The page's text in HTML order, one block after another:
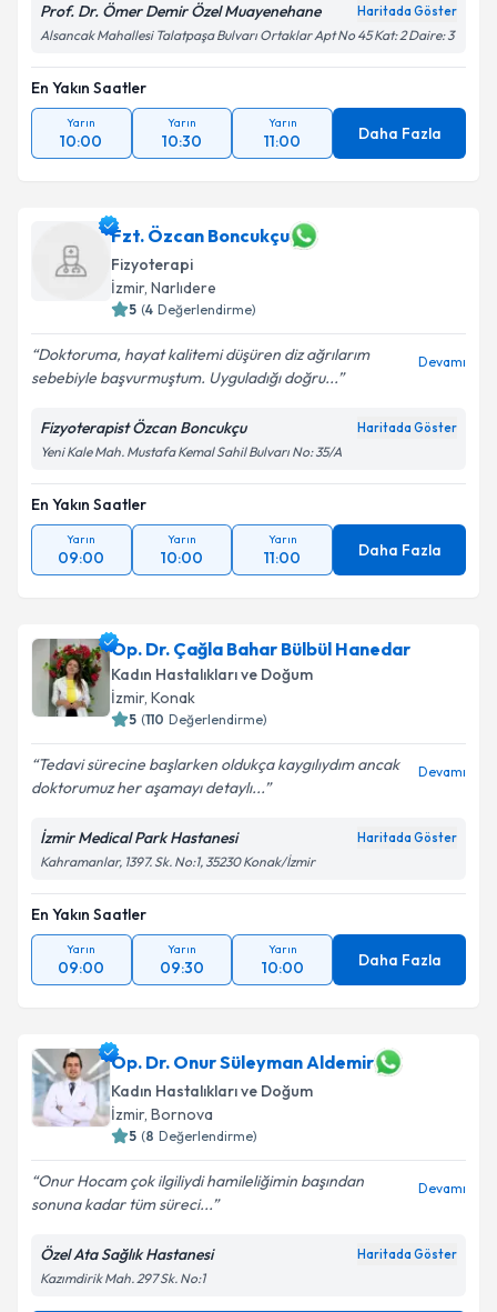
Prof. Dr. Ömer Demir Özel Muayenehane Haritada Göster
Alsancak Mahallesi Talatpaşa Bulvarı Ortaklar Apt No 45 Kat: 2 Daire: 3
En Yakın Saatler
Yarın
10:00
Yarın
10:30
Yarın
11:00 Daha Fazla
Fzt. Özcan Boncukçu
Fizyoterapi
İzmir, Narlıdere
5 (4 Değerlendirme)
Doktoruma, hayat kalitemi düşüren diz ağrılarım
sebebiyle başvurmuştum. Uyguladığı doğru...
Devamı
Fizyoterapist Özcan Boncukçu Haritada Göster
Yeni Kale Mah. Mustafa Kemal Sahil Bulvarı No: 35/A
En Yakın Saatler
Yarın
09:00
Yarın
10:00
Yarın
11:00 Daha Fazla
Op. Dr. Çağla Bahar Bülbül Hanedar
Kadın Hastalıkları ve Doğum
İzmir, Konak
5 (110 Değerlendirme)
Tedavi sürecine başlarken oldukça kaygılıydım ancak
doktorumuz her aşamayı detaylı...
Devamı
İzmir Medical Park Hastanesi Haritada Göster
Kahramanlar, 1397. Sk. No:1, 35230 Konak/İzmir
En Yakın Saatler
Yarın
09:00
Yarın
09:30
Yarın
10:00 Daha Fazla
Op. Dr. Onur Süleyman Aldemir
Kadın Hastalıkları ve Doğum
İzmir, Bornova
5 (8 Değerlendirme)
Onur Hocam çok ilgiliydi hamileliğimin başından
sonuna kadar tüm süreci...
Devamı
Özel Ata Sağlık Hastanesi Haritada Göster
Kazımdirik Mah. 297 Sk. No:1